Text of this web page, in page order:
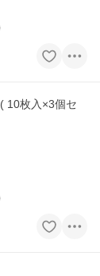
10枚入×3個セ